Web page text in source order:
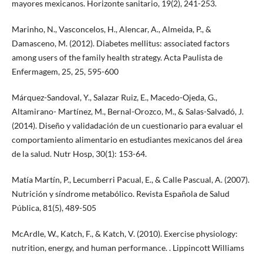
mayores mexicanos. Horizonte sanitario, 19(2), 241-253.
Marinho, N., Vasconcelos, H., Alencar, A., Almeida, P., &
Damasceno, M. (2012). Diabetes mellitus: associated factors
among users of the family health strategy. Acta Paulista de
Enfermagem, 25, 25, 595-600
Márquez-Sandoval, Y., Salazar Ruiz, E., Macedo-Ojeda, G.,
Altamirano- Martínez, M., Bernal-Orozco, M., & Salas-Salvadó, J.
(2014). Diseño y validadación de un cuestionario para evaluar el
comportamiento alimentario en estudiantes mexicanos del área
de la salud. Nutr Hosp, 30(1): 153-64.
Matía Martín, P., Lecumberri Pacual, E., & Calle Pascual, A. (2007).
Nutrición y síndrome metabólico. Revista Española de Salud
Pública, 81(5), 489-505
McArdle, W., Katch, F., & Katch, V. (2010). Exercise physiology:
nutrition, energy, and human performance. . Lippincott Williams